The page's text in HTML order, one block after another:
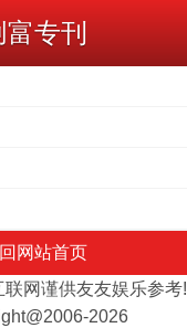
富专刊
网站首页
联网谨供友友娱乐参考!
2026